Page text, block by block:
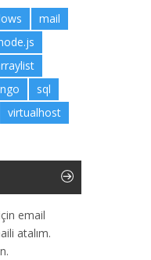
mail
sql
virtualhost
email
atalım.